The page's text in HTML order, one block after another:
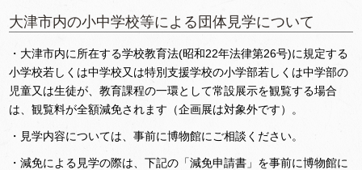
大津市内の小中学校等による団体見学について
・大津市内に所在する学校教育法(昭和22年法律第26号)に規定する
小学校若しくは中学校又は特別支援学校の小学部若しくは中学部の
児童又は生徒が、教育課程の一環として常設展示を観覧する場合
は、観覧料が全額減免されます（企画展は対象外です）。
・見学内容については、事前に博物館にご相談ください。
・減免による見学の際は、下記の「減免申請書」を事前に博物館に